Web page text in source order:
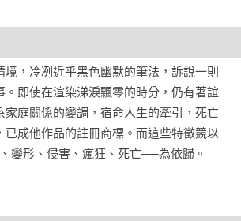
，冷冽近乎黑色幽默的筆法，訴說一則
。即使在渲染涕淚飄零的時分，仍有著誼
家庭關係的變調，宿命人生的牽引，死亡
已成他作品的註冊商標。而這些特徵競以
變形、侵害、瘋狂、死亡──為依歸。